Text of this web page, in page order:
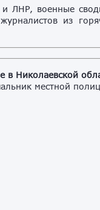
ЛНР, военные
из
в Николаевской
местной